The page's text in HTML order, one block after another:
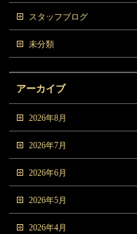
スタッフブログ
未分類
アーカイブ
2026年8月
2026年7月
2026年6月
2026年5月
2026年4月